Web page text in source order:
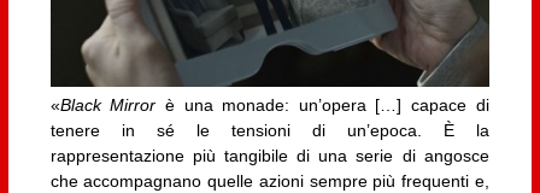
«Black Mirror è una monade: un’opera […] capace di
tenere in sé le tensioni di un’epoca. È la
rappresentazione più tangibile di una serie di angosce
che accompagnano quelle azioni sempre più frequenti e,